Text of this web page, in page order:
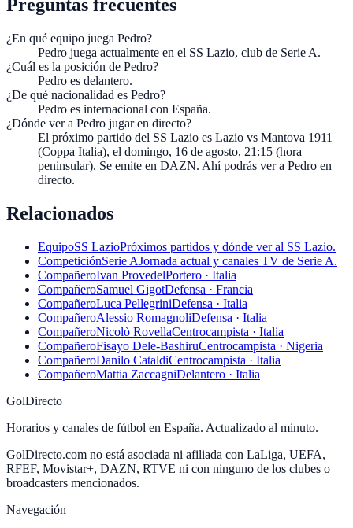
Preguntas frecuentes
¿En qué equipo juega Pedro?
Pedro juega actualmente en el SS Lazio, club de Serie A.
¿Cuál es la posición de Pedro?
Pedro es delantero.
¿De qué nacionalidad es Pedro?
Pedro es internacional con España.
¿Dónde ver a Pedro jugar en directo?
El próximo partido del SS Lazio es Lazio vs Mantova 1911
(Coppa Italia), el domingo, 16 de agosto, 21:15 (hora
peninsular). Se emite en DAZN. Ahí podrás ver a Pedro en
directo.
Relacionados
EquipoSS LazioPróximos partidos y dónde ver al SS Lazio.
CompeticiónSerie AJornada actual y canales TV de Serie A.
CompañeroIvan ProvedelPortero · Italia
CompañeroSamuel GigotDefensa · Francia
CompañeroLuca PellegriniDefensa · Italia
CompañeroAlessio RomagnoliDefensa · Italia
CompañeroNicolò RovellaCentrocampista · Italia
CompañeroFisayo Dele-BashiruCentrocampista · Nigeria
CompañeroDanilo CataldiCentrocampista · Italia
CompañeroMattia ZaccagniDelantero · Italia
GolDirecto
Horarios y canales de fútbol en España. Actualizado al minuto.
GolDirecto.com no está asociada ni afiliada con LaLiga, UEFA,
RFEF, Movistar+, DAZN, RTVE ni con ninguno de los clubes o
broadcasters mencionados.
Navegación